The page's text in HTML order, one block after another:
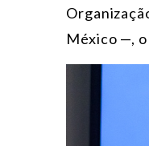
México —,